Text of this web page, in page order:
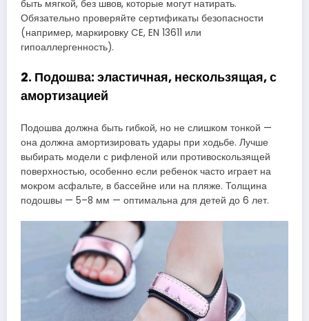
быть мягкой, без швов, которые могут натирать.
Обязательно проверяйте сертификаты безопасности
(например, маркировку CE, EN 13611 или
гипоаллергенность).
2. Подошва: эластичная, нескользящая, с
амортизацией
Подошва должна быть гибкой, но не слишком тонкой —
она должна амортизировать удары при ходьбе. Лучше
выбирать модели с рифленой или противоскользящей
поверхностью, особенно если ребенок часто играет на
мокром асфальте, в бассейне или на пляже. Толщина
подошвы — 5–8 мм — оптимальна для детей до 6 лет.